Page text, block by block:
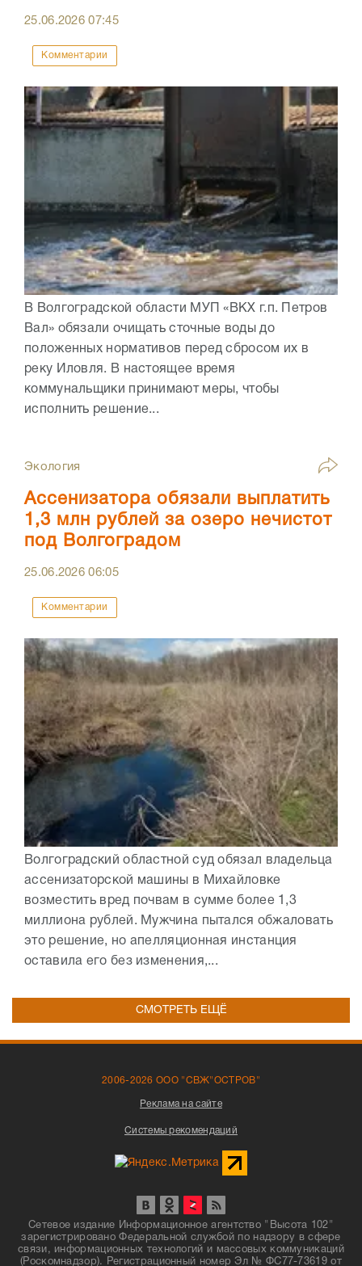
25.06.202607:45
Комментарии
В Волгоградской области МУП «ВКХ г.п. Петров
Вал» обязали очищать сточные воды до
положенных нормативов перед сбросом их в
реку Иловля. В настоящее время
коммунальщики принимают меры, чтобы
исполнить решение...
Экология
Ассенизатора обязали выплатить
1,3 млн рублей за озеро нечистот
под Волгоградом
25.06.202606:05
Комментарии
Волгоградский областной суд обязал владельца
ассенизаторской машины в Михайловке
возместить вред почвам в сумме более 1,3
миллиона рублей. Мужчина пытался обжаловать
это решение, но апелляционная инстанция
оставила его без изменения,...
СМОТРЕТЬ ЕЩЁ
2006-2026 ООО "СВЖ"ОСТРОВ"
Реклама на сайте
Системы рекомендаций
Сетевое издание Информационное агентство "Высота 102"
зарегистрировано Федеральной службой по надзору в сфере
связи, информационных технологий и массовых коммуникаций
(Роскомнадзор). Регистрационный номер Эл № ФС77-73619 от